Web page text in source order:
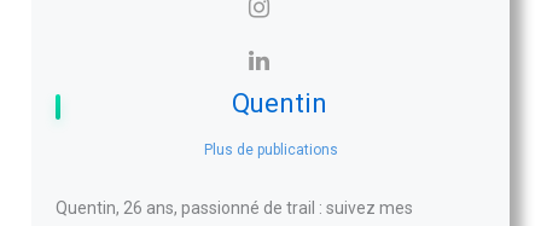
Quentin
Plus de publications
Quentin, 26 ans, passionné de trail : suivez mes